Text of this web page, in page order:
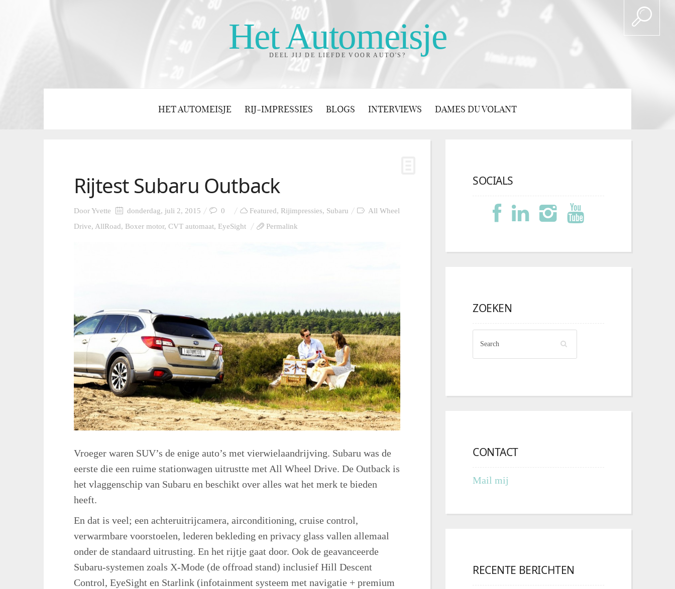
Het Automeisje
DEEL JIJ DE LIEFDE VOOR AUTO'S?
HET AUTOMEISJE RIJ-IMPRESSIES BLOGS INTERVIEWS DAMES DU VOLANT
Rijtest Subaru Outback
DoorYvette donderdag, juli 2, 2015 0 Featured, Rijimpressies, Subaru
All Wheel
Drive, AllRoad, Boxer motor, CVT automaat, EyeSight Permalink
Vroeger waren SUV’s de enige auto’s met vierwielaandrijving. Subaru was de
eerste die een ruime stationwagen uitrustte met All Wheel Drive. De Outback is
het vlaggenschip van Subaru en beschikt over alles wat het merk te bieden
heeft.
En dat is veel; een achteruitrijcamera, airconditioning, cruise control,
verwarmbare voorstoelen, lederen bekleding en privacy glass vallen allemaal
onder de standaard uitrusting. En het rijtje gaat door. Ook de geavanceerde
Subaru-systemen zoals X-Mode (de offroad stand) inclusief Hill Descent
Control, EyeSight en Starlink (infotainment systeem met navigatie + premium
SOCIALS
ZOEKEN
CONTACT
Mail mij
RECENTE BERICHTEN